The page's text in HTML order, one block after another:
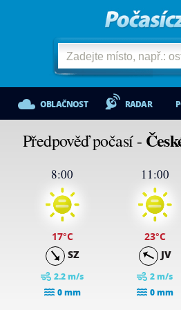
OBLAČNOST RADAR
Předpověď počasí -
8:00
17°C
SZ
2.2 m/s
0 mm
11:00
23°C
JV
2 m/s
0 mm